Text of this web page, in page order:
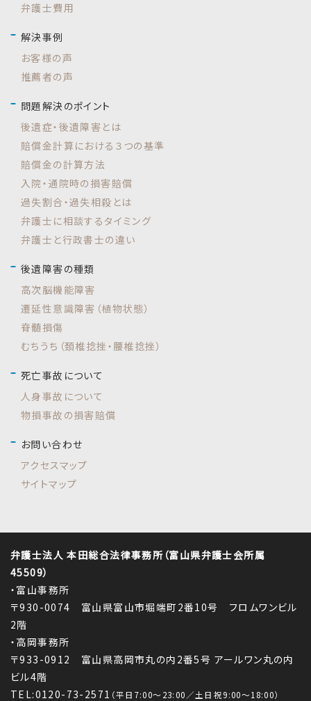
弁護士費用
解決事例
お客様の声
推薦者の声
問題解決のポイント
後遺症・後遺障害とは
賠償金計算における３つの基準
賠償金の計算方法
入院・通院時の損害賠償
過失割合・過失相殺とは
弁護士に相談するタイミング
弁護士と行政書士の違い
後遺障害の種類
高次脳機能障害
遷延性意識障害（植物状態）
脊髄損傷
むちうち（頚椎捻挫・腰椎捻挫）
死亡事故について
人身事故について
物損事故の損害賠償
お問い合わせ
アクセスマップ
サイトマップ
弁護士法人 本田総合法律事務所（富山県弁護士会所属
45509）
・富山事務所
〒930-0074 富山県富山市堀端町2番10号 フロムワンビル
2階
・高岡事務所
〒933-0912 富山県高岡市丸の内2番5号 アールワン丸の内
ビル4階
TEL:0120-73-2571 （平日7:00～23:00／土日祝9:00～18:00）